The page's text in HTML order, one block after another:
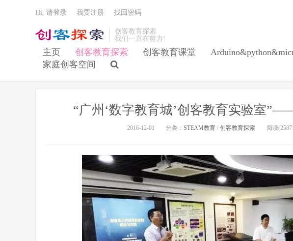
创客教育探索
我们一直在努力!
主页 创客教育探索 创客教育课堂
家庭创客空间
Hi, 请登录 我要注册 找回密码
“广州‘数字教育城’创客教育实验室
2016-12-01 分类： STEAM教育/ 创客教育探索 阅读